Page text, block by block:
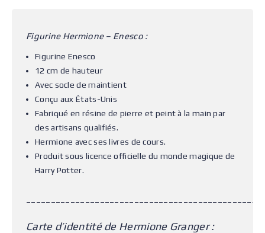
Figurine Hermione – Enesco :
Figurine Enesco
12 cm de hauteur
Avec socle de maintient
Conçu aux États-Unis
Fabriqué en résine de pierre et peint à la main par
des artisans qualifiés.
Hermione avec ses livres de cours.
Produit sous licence officielle du monde magique de
Harry Potter.
Carte d’identité de Hermione Granger :